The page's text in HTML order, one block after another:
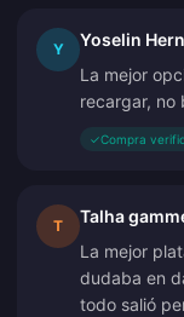
Y Yoselin
La mejor
recargar, no
✓Compra
T Talha
La mejor
dudaba en
todo salió